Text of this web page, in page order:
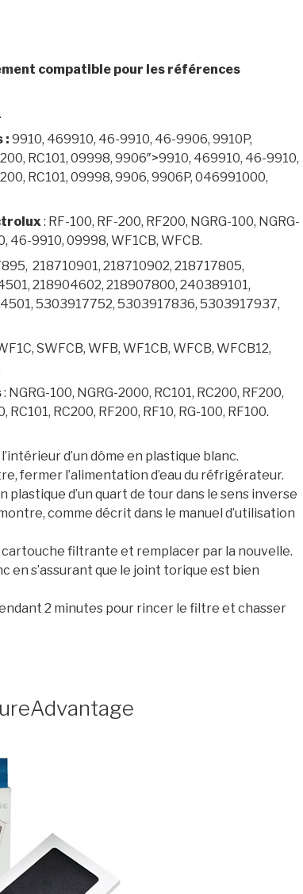
compatible pour les références
: 9910, 469910, 46-9910, 46-9906, 9910P,
RC101, 09998, 9906″>9910, 469910, 46-9910,
RC101, 09998, 9906, 9906P, 046991000,
: RF-100, RF-200, RF200, NGRG-100, NGRG-
46-9910, 09998, WF1CB, WFCB.
218710901, 218710902, 218717805,
218904602, 218907800, 240389101,
5303917752, 5303917836, 5303917937,
SWFCB, WFB, WF1CB, WFCB, WFCB12,
: NGRG-100, NGRG-2000, RC101, RC200, RF200,
RC101, RC200, RF200, RF10, RG-100, RF100.
d’un dôme en plastique blanc.
fermer l’alimentation d’eau du réfrigérateur.
plastique d’un quart de tour dans le sens inverse
comme décrit dans le manuel d’utilisation
cartouche filtrante et remplacer par la nouvelle.
en s’assurant que le joint torique est bien
2 minutes pour rincer le filtre et chasser